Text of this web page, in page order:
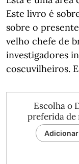
Este livro é
sobre o
velho chefe de
investigadores
coscuvilheiros.
Escolha o
preferida de
Adicionar